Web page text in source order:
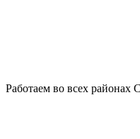
Работаем во всех районах